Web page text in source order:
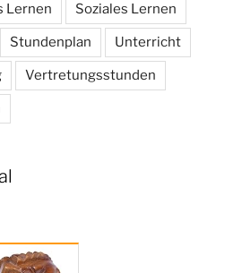
Lernen Soziales Lernen
Stundenplan Unterricht
Vertretungsstunden